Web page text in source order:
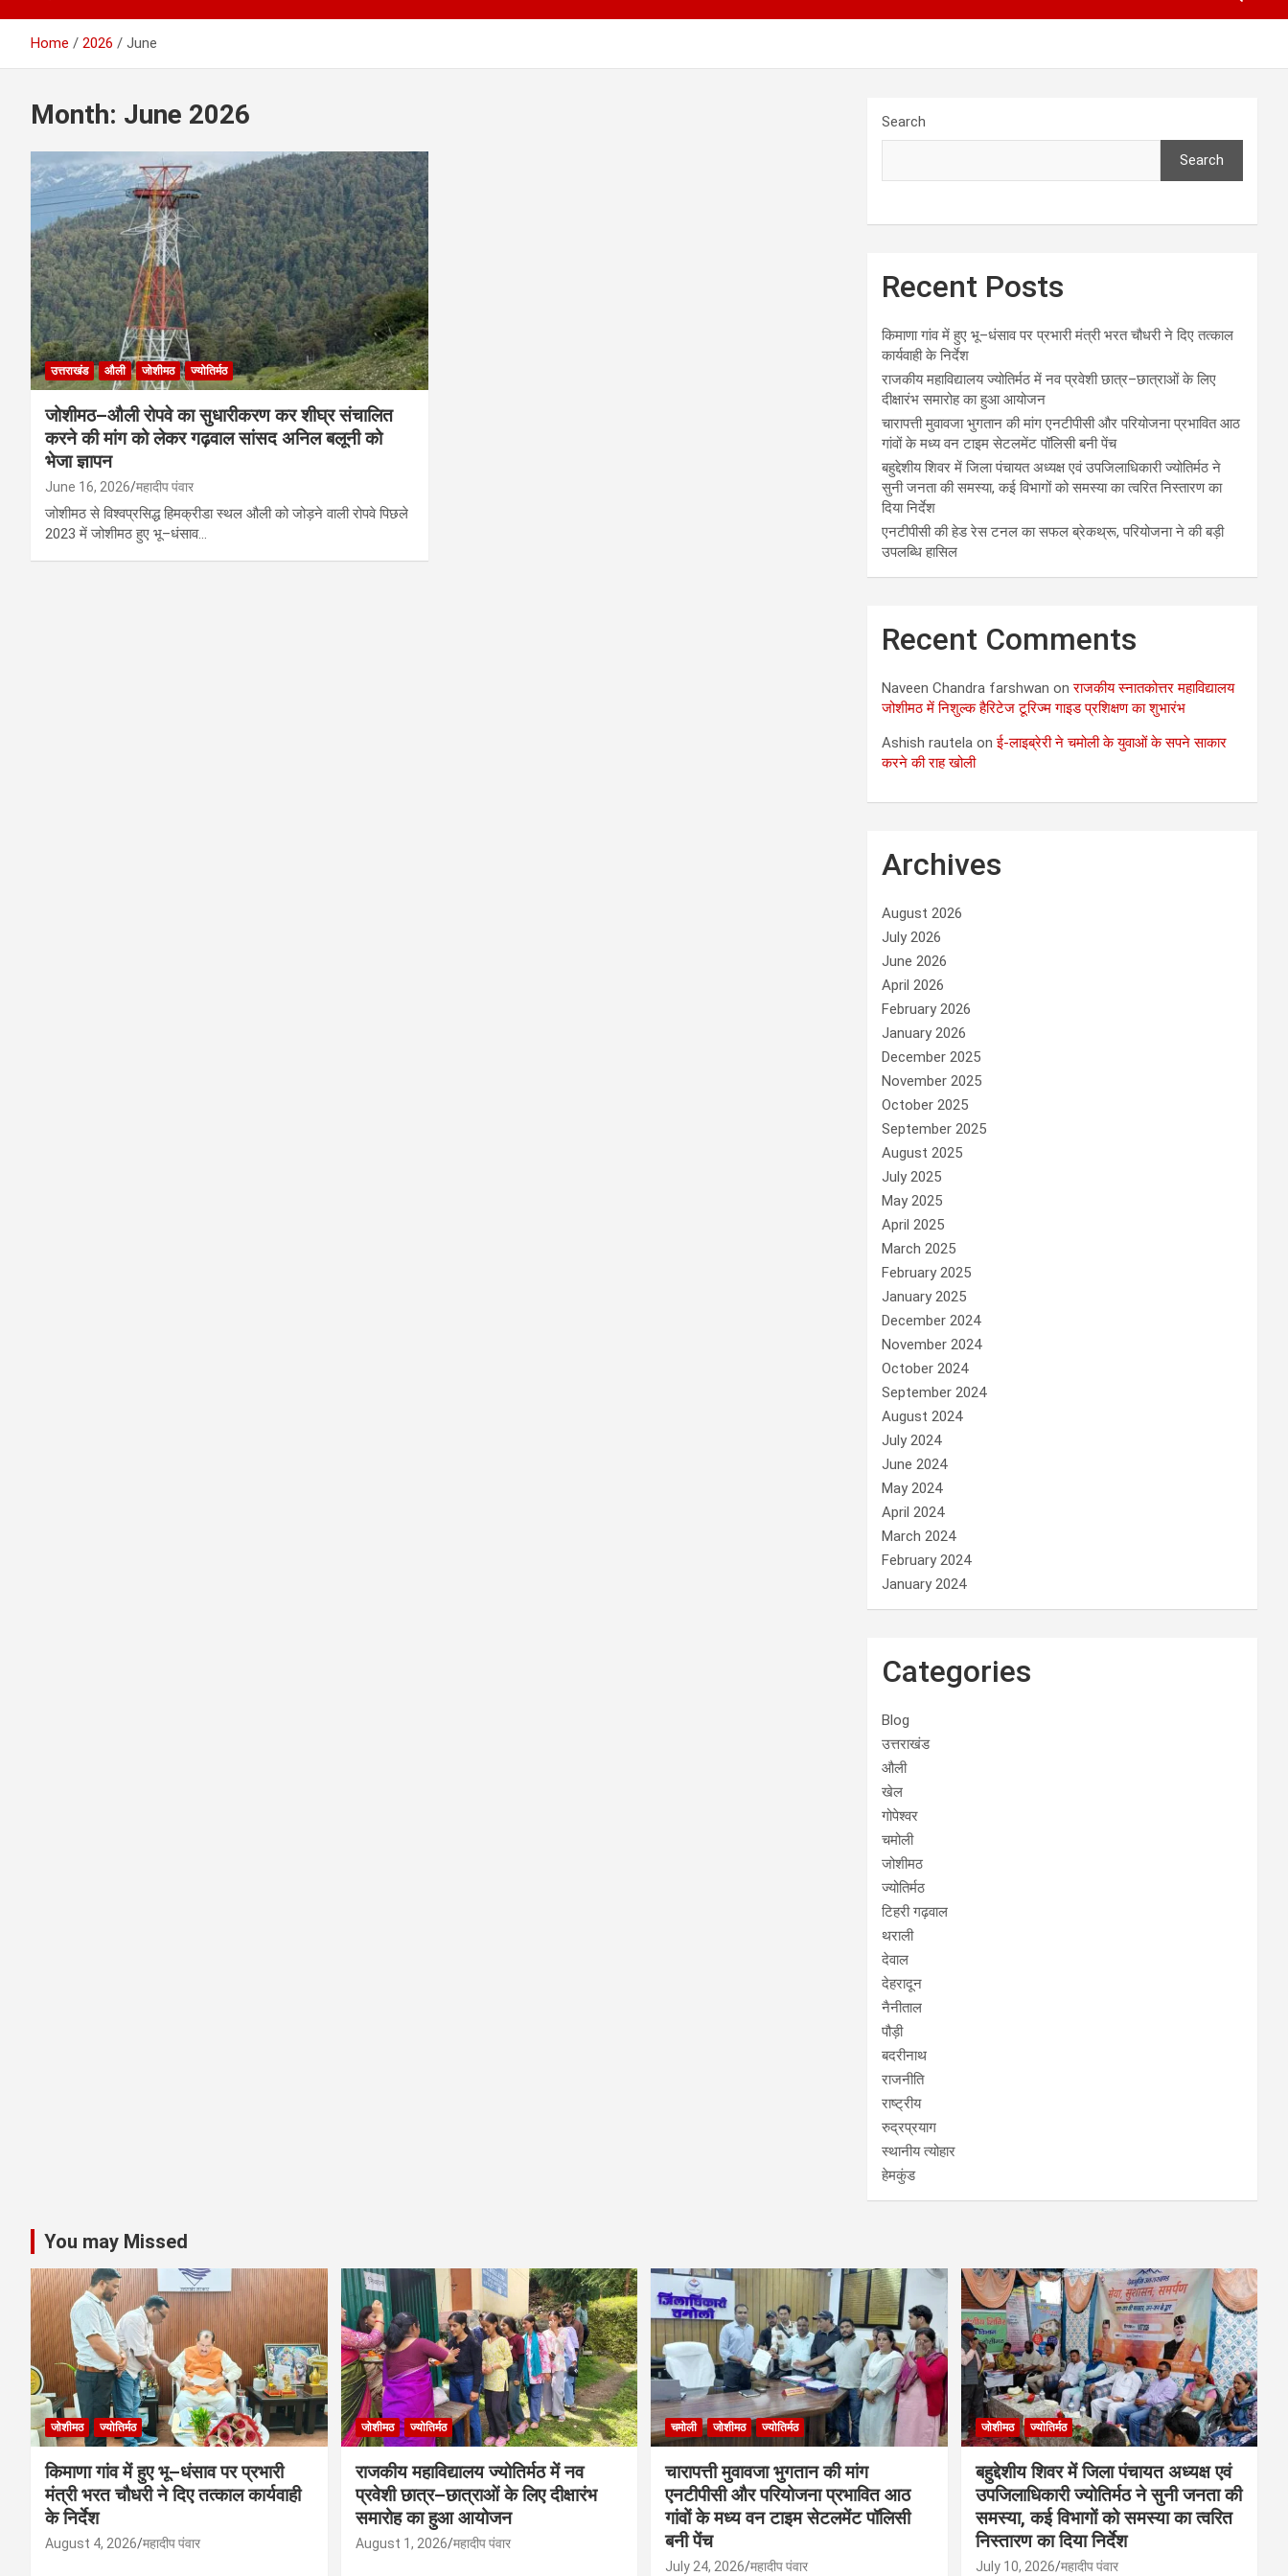
Home 2026 June
Month: June 2026
उत्तराखंड औली जोशीमठ ज्योतिर्मठ
जोशीमठ–औली रोपवे का सुधारीकरण कर शीघ्र संचालित
करने की मांग को लेकर गढ़वाल सांसद अनिल बलूनी को
भेजा ज्ञापन
June 16, 2026 महादीप पंवार
जोशीमठ से विश्वप्रसिद्ध हिमक्रीडा स्थल औली को जोड़ने वाली रोपवे पिछले
2023 में जोशीमठ हुए भू–धंसाव…
Search
Search
Recent Posts
किमाणा गांव में हुए भू–धंसाव पर प्रभारी मंत्री भरत चौधरी ने दिए तत्काल
कार्यवाही के निर्देश
राजकीय महाविद्यालय ज्योतिर्मठ में नव प्रवेशी छात्र–छात्राओं के लिए
दीक्षारंभ समारोह का हुआ आयोजन
चारापत्ती मुवावजा भुगतान की मांग एनटीपीसी और परियोजना प्रभावित आठ
गांवों के मध्य वन टाइम सेटलमेंट पॉलिसी बनी पेंच
बहुद्देशीय शिवर में जिला पंचायत अध्यक्ष एवं उपजिलाधिकारी ज्योतिर्मठ ने
सुनी जनता की समस्या, कई विभागों को समस्या का त्वरित निस्तारण का
दिया निर्देश
एनटीपीसी की हेड रेस टनल का सफल ब्रेकथ्रू, परियोजना ने की बड़ी
उपलब्धि हासिल
Recent Comments
Naveen Chandra farshwan onराजकीय स्नातकोत्तर महाविद्यालय
जोशीमठ में निशुल्क हैरिटेज टूरिज्म गाइड प्रशिक्षण का शुभारंभ
Ashish rautela onई-लाइब्रेरी ने चमोली के युवाओं के सपने साकार
करने की राह खोली
Archives
August 2026
July 2026
June 2026
April 2026
February 2026
January 2026
December 2025
November 2025
October 2025
September 2025
August 2025
July 2025
May 2025
April 2025
March 2025
February 2025
January 2025
December 2024
November 2024
October 2024
September 2024
August 2024
July 2024
June 2024
May 2024
April 2024
March 2024
February 2024
January 2024
Categories
Blog
उत्तराखंड
औली
खेल
गोपेश्वर
चमोली
जोशीमठ
ज्योतिर्मठ
टिहरी गढ़वाल
थराली
देवाल
देहरादून
नैनीताल
पौड़ी
बदरीनाथ
राजनीति
राष्ट्रीय
रुद्रप्रयाग
स्थानीय त्योहार
हेमकुंड
You may Missed
जोशीमठ ज्योतिर्मठ
किमाणा गांव में हुए भू–धंसाव पर प्रभारी
मंत्री भरत चौधरी ने दिए तत्काल कार्यवाही
के निर्देश
August 4, 2026 महादीप पंवार
जोशीमठ ज्योतिर्मठ
राजकीय महाविद्यालय ज्योतिर्मठ में नव
प्रवेशी छात्र–छात्राओं के लिए दीक्षारंभ
समारोह का हुआ आयोजन
August 1, 2026 महादीप पंवार
चमोली जोशीमठ ज्योतिर्मठ
चारापत्ती मुवावजा भुगतान की मांग
एनटीपीसी और परियोजना प्रभावित आठ
गांवों के मध्य वन टाइम सेटलमेंट पॉलिसी
बनी पेंच
July 24, 2026 महादीप पंवार
जोशीमठ ज्योतिर्मठ
बहुद्देशीय शिवर में जिला पंचायत अध्यक्ष एवं
उपजिलाधिकारी ज्योतिर्मठ ने सुनी जनता की
समस्या, कई विभागों को समस्या का त्वरित
निस्तारण का दिया निर्देश
July 10, 2026 महादीप पंवार